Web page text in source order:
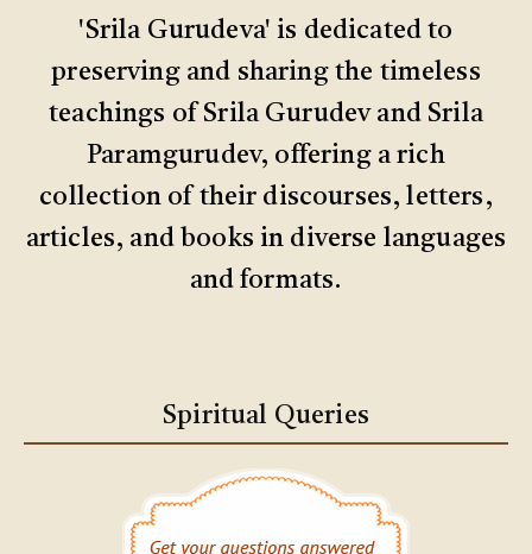
'Srila Gurudeva' is dedicated to
preserving and sharing the timeless
teachings of Srila Gurudev and Srila
Paramgurudev, offering a rich
collection of their discourses, letters,
articles, and books in diverse languages
and formats.
Spiritual Queries